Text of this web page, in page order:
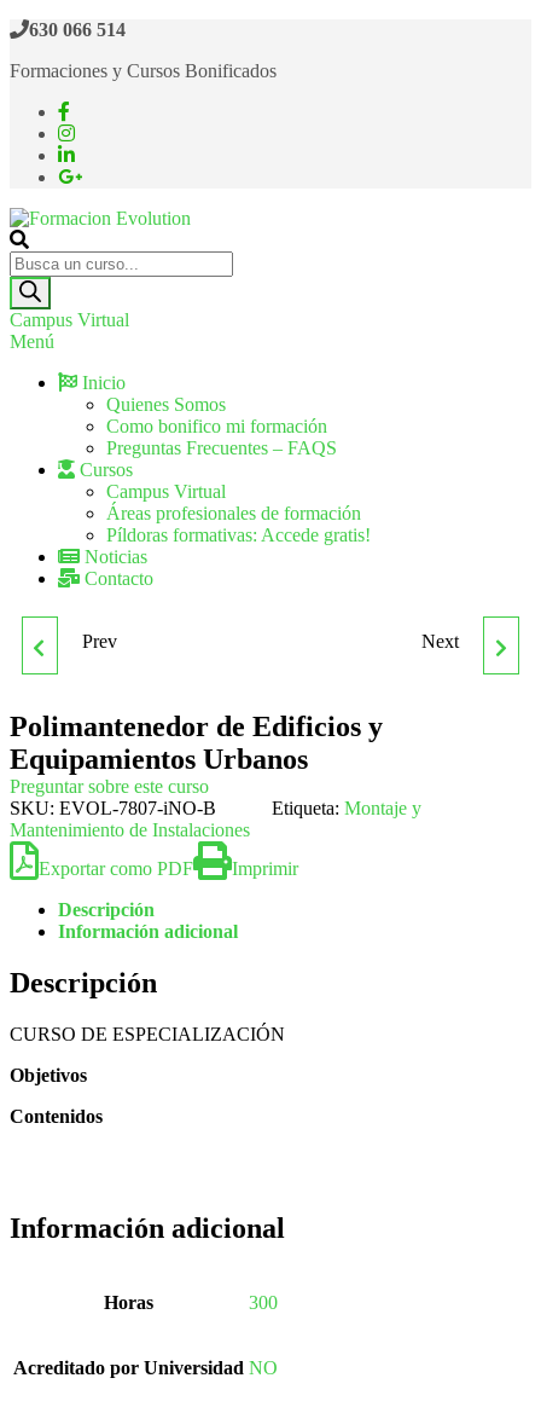
630 066 514
Formaciones y Cursos Bonificados
Formacion Evolution
Cursos de formación continua
Campus Virtual
Menú
Inicio
Quienes Somos
Como bonifico mi formación
Preguntas Frecuentes – FAQS
Cursos
Campus Virtual
Áreas profesionales de formación
Píldoras formativas: Accede gratis!
Noticias
Contacto
Prev
DE NATACIÓN
Next
Polimantenedor de Edificios y
Equipamientos Urbanos
Preguntar sobre este curso
SKU: EVOL-7807-iNO-B Etiqueta: Montaje y
Mantenimiento de Instalaciones
Exportar como PDF
Imprimir
Descripción
Información adicional
Descripción
CURSO DE ESPECIALIZACIÓN
Objetivos
Contenidos
Información adicional
Horas 300
Acreditado por Universidad NO